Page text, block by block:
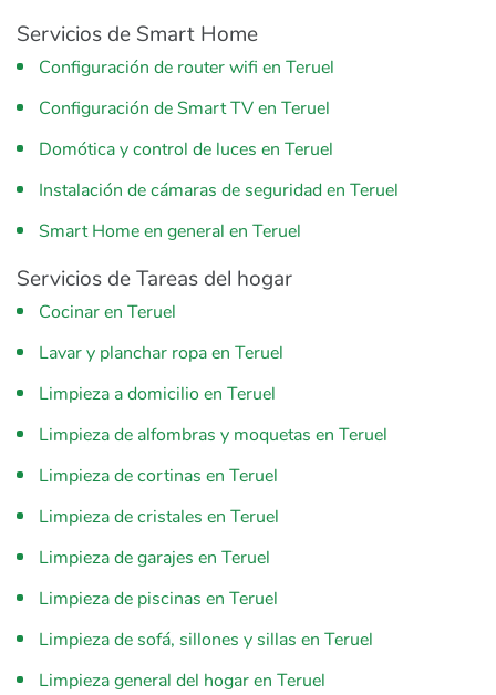
Servicios de Smart Home
Configuración de router wifi en Teruel
Configuración de Smart TV en Teruel
Domótica y control de luces en Teruel
Instalación de cámaras de seguridad en Teruel
Smart Home en general en Teruel
Servicios de Tareas del hogar
Cocinar en Teruel
Lavar y planchar ropa en Teruel
Limpieza a domicilio en Teruel
Limpieza de alfombras y moquetas en Teruel
Limpieza de cortinas en Teruel
Limpieza de cristales en Teruel
Limpieza de garajes en Teruel
Limpieza de piscinas en Teruel
Limpieza de sofá, sillones y sillas en Teruel
Limpieza general del hogar en Teruel